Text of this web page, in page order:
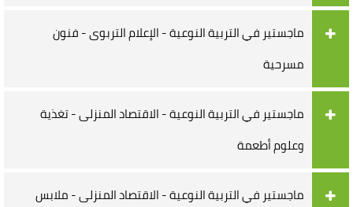
ماجستير في التربية النوعية - الإعلام التربوى - فنون
مسرحية
ماجستير في التربية النوعية - الاقتصاد المنزلى - تغذية
وعلوم أطعمة
ماجستير في التربية النوعية - الاقتصاد المنزلى - ملابس